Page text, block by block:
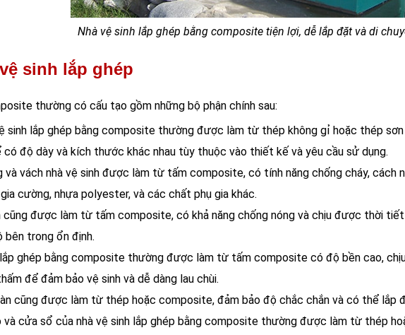
Nhà vệ sinh lắp ghép bằng composite tiện lợi, dễ lắp đặt và di
sinh lắp ghép
thường có cấu tạo gồm những bộ phận chính sau:
sinh lắp ghép bằng composite thường được làm từ thép không gỉ hoặc thép
độ dày và kích thước khác nhau tùy thuộc vào thiết kế và yêu cầu sử dụng.
và vách nhà vệ sinh được làm từ tấm composite, có tính năng chống cháy,
cường, nhựa polyester, và các chất phụ gia khác.
cũng được làm từ tấm composite, có khả năng chống nóng và chịu được thời
trong ổn định.
lắp ghép bằng composite thường được làm từ tấm composite có độ bền cao,
để đảm bảo vệ sinh và dễ dàng lau chùi.
cũng được làm từ thép hoặc composite, đảm bảo độ chắc chắn và có thể
và cửa sổ của nhà vệ sinh lắp ghép bằng composite thường được làm từ thép